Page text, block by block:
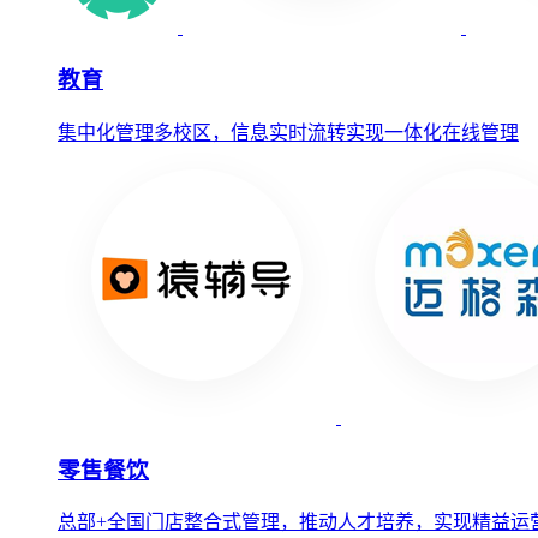
教育
集中化管理多校区，信息实时流转实现一体化在线管理
零售餐饮
总部+全国门店整合式管理，推动人才培养，实现精益运